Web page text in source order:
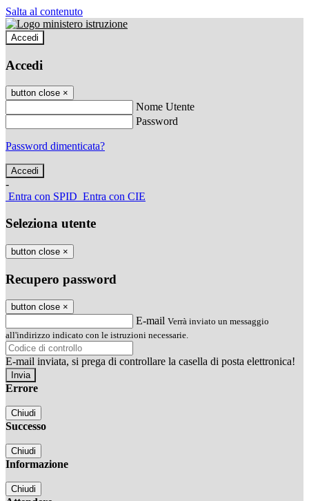
Salta al contenuto
Accedi
Accedi
button close ×
Nome Utente
Password
Password dimenticata?
-
Entra con SPID Entra con CIE
Seleziona utente
button close ×
Recupero password
button close ×
E-mail Verrà inviato un messaggio
all'indirizzo indicato con le istruzioni necessarie.
E-mail inviata, si prega di controllare la casella di posta elettronica!
Errore
Chiudi
Successo
Chiudi
Informazione
Chiudi